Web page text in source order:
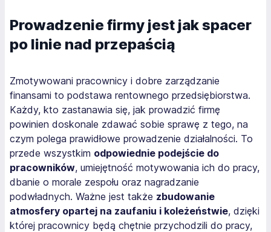
Prowadzenie firmy jest jak spacer
po linie nad przepaścią
Zmotywowani pracownicy i dobre zarządzanie
finansami to podstawa rentownego przedsiębiorstwa.
Każdy, kto zastanawia się, jak prowadzić firmę
powinien doskonale zdawać sobie sprawę z tego, na
czym polega prawidłowe prowadzenie działalności. To
przede wszystkim odpowiednie podejście do
pracowników, umiejętność motywowania ich do pracy,
dbanie o morale zespołu oraz nagradzanie
podwładnych. Ważne jest także zbudowanie
atmosfery opartej na zaufaniu i koleżeństwie, dzięki
której pracownicy będą chętnie przychodzili do pracy,